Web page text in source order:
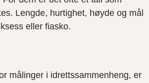
Lengde, hurtighet, høyde og mål
eller fiasko.
målinger i idrettssammenheng, er